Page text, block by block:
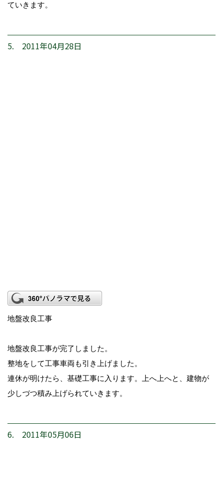
ていきます。
5. 2011年04月28日
地盤改良工事
地盤改良工事が完了しました。
整地をして工事車両も引き上げました。
連休が明けたら、基礎工事に入ります。上へ上へと、建物が
少しづつ積み上げられていきます。
6. 2011年05月06日